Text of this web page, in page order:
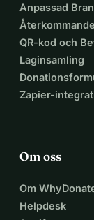
Anpassad
QR-kod och
Laginsamling
Zapier-
Om oss
Om
Helpdesk